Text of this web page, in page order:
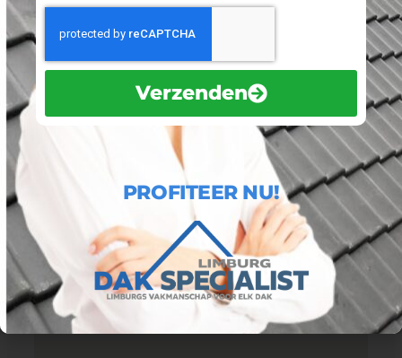
Mail met ons kantoor
Verzenden
PROFITEER NU!